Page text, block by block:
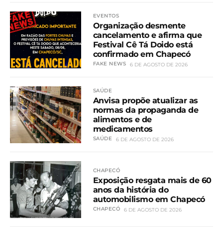
EVENTOS
Organização desmente
cancelamento e afirma que
Festival Cê Tá Doido está
confirmado em Chapecó
FAKE NEWS 6 DE AGOSTO DE 2026
SAÚDE
Anvisa propõe atualizar as
normas da propaganda de
alimentos e de
medicamentos
SAÚDE 6 DE AGOSTO DE 2026
CHAPECÓ
Exposição resgata mais de 60
anos da história do
automobilismo em Chapecó
CHAPECÓ 6 DE AGOSTO DE 2026